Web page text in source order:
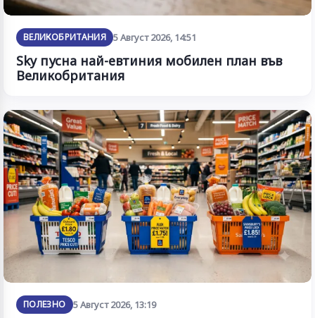
ВЕЛИКОБРИТАНИЯ 5 Август 2026, 14:51
Sky пусна най-евтиния мобилен план във
Великобритания
ПОЛЕЗНО 5 Август 2026, 13:19